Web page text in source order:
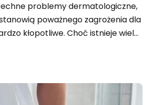
problemy dermatologiczne,
poważnego zagrożenia dla
kłopotliwe. Choć istnieje wiele
szuka naturalnych metod
sprawdzonych domowych
kurzajek.